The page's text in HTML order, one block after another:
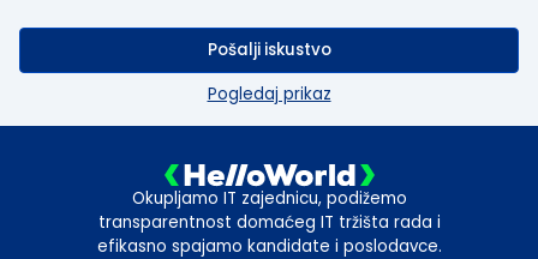
Pošalji iskustvo
Pogledaj prikaz
Okupljamo IT zajednicu, podižemo
transparentnost domaćeg IT tržišta rada i
efikasno spajamo kandidate i poslodavce.